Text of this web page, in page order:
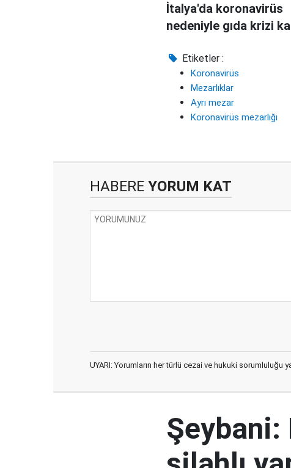
İtalya'da koronavirüs
nedeniyle gıda krizi
Etiketler :
Koronavirüs
Mezarlıklar
Ayrı mezar
Koronavirüs mezarlığı
HABERE YORUM KAT
UYARI: Yorumların her türlü cezai ve hukuki sorumluluğu
Şeybani: